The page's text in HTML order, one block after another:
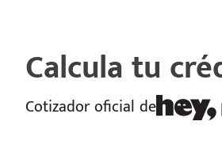
Calcula tu
Cotizador oficial de